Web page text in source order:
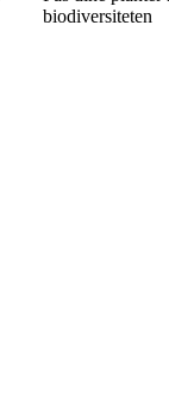
biodiversiteten